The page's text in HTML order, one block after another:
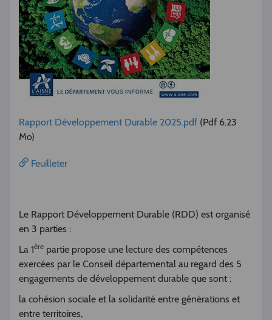
Rapport Développement Durable 2025.pdf (Pdf 6.23
Mo)
Feuilleter
Le Rapport Développement Durable (RDD) est organisé
en 3 parties :
La 1ère partie propose une lecture des compétences
exercées par le Conseil départemental au regard des 5
engagements de développement durable que sont :
la cohésion sociale et la solidarité entre générations et
entre territoires,